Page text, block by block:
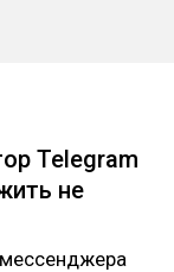
Telegram
не